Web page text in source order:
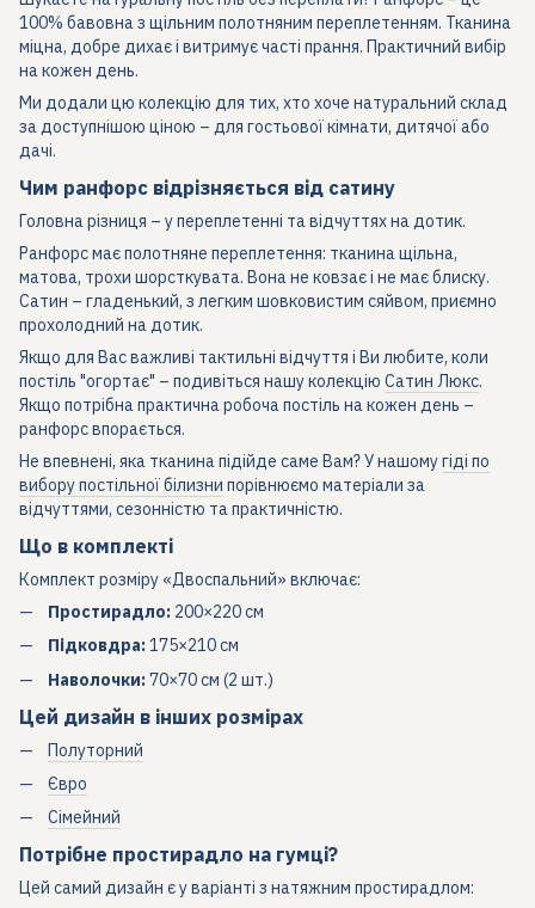
100% бавовна з щільним полотняним переплетенням. Тканина
міцна, добре дихає і витримує часті прання. Практичний вибір
на кожен день.
Ми додали цю колекцію для тих, хто хоче натуральний склад
за доступнішою ціною – для гостьової кімнати, дитячої або
дачі.
Чим ранфорс відрізняється від сатину
Головна різниця – у переплетенні та відчуттях на дотик.
Ранфорс має полотняне переплетення: тканина щільна,
матова, трохи шорсткувата. Вона не ковзає і не має блиску.
Сатин – гладенький, з легким шовковистим сяйвом, приємно
прохолодний на дотик.
Якщо для Вас важливі тактильні відчуття і Ви любите, коли
постіль "огортає" – подивіться нашу колекцію Сатин Люкс.
Якщо потрібна практична робоча постіль на кожен день –
ранфорс впорається.
Не впевнені, яка тканина підійде саме Вам? У нашомугіді по
вибору постільної білизни порівнюємо матеріали за
відчуттями, сезонністю та практичністю.
Що в комплекті
Комплект розміру «Двоспальний» включає:
Простирадло: 200×220 см
Підковдра:175×210 см
Наволочки:70×70 см (2 шт.)
Цей дизайн в інших розмірах
Полуторний
Євро
Сімейний
Потрібне простирадло на гумці?
Цей самий дизайн є у варіанті з натяжним простирадлом: